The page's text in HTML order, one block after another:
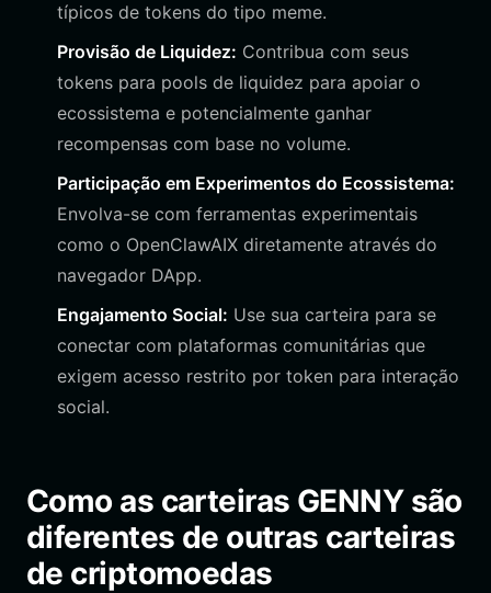
típicos de tokens do tipo meme.
Provisão de Liquidez: Contribua com seus
tokens para pools de liquidez para apoiar o
ecossistema e potencialmente ganhar
recompensas com base no volume.
Participação em Experimentos do Ecossistema:
Envolva-se com ferramentas experimentais
como o OpenClawAIX diretamente através do
navegador DApp.
Engajamento Social: Use sua carteira para se
conectar com plataformas comunitárias que
exigem acesso restrito por token para interação
social.
Como as carteiras GENNY são
diferentes de outras carteiras
de criptomoedas